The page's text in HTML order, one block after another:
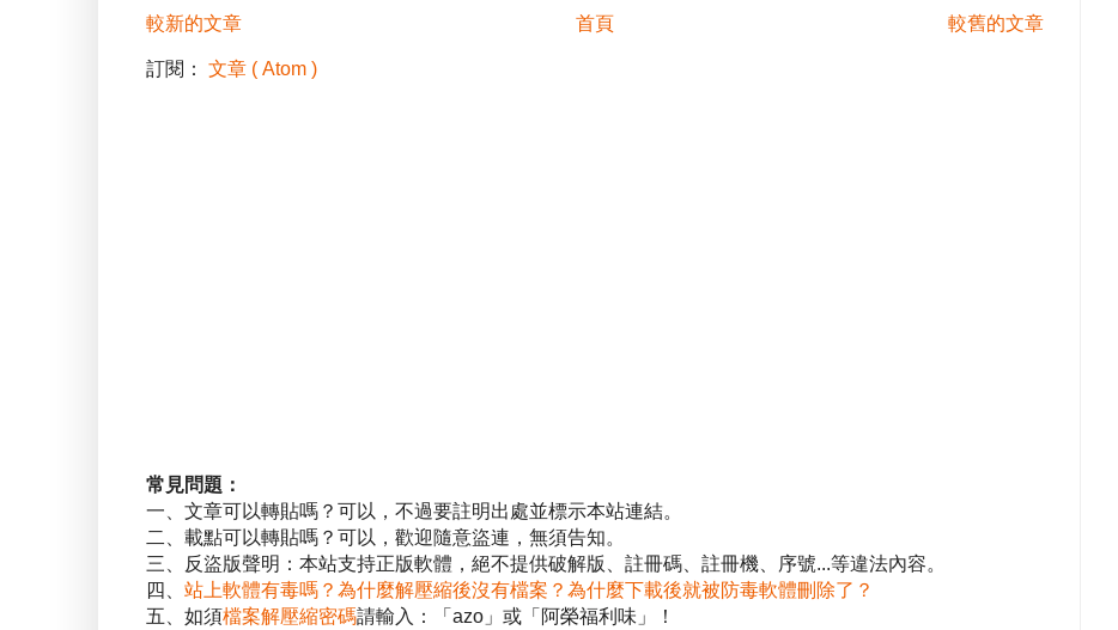
較新的文章 較舊的文章
首頁
訂閱： 文章 ( Atom )
常見問題：
一、文章可以轉貼嗎？可以，不過要註明出處並標示本站連結。
二、載點可以轉貼嗎？可以，歡迎隨意盜連，無須告知。
三、反盜版聲明：本站支持正版軟體，絕不提供破解版、註冊碼、註冊機、序號...等違法內容。
四、 站上軟體有毒嗎？為什麼解壓縮後沒有檔案？為什麼下載後就被防毒軟體刪除了？
五、如須檔案解壓縮密碼請輸入：「azo」或「阿榮福利味」！